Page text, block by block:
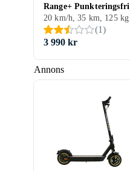
Annons
Range+ Punkteringsfri
20 km/h, 35 km, 125 kg
(1)
3 990 kr